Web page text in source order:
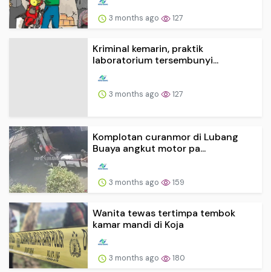
3 months ago 127
Kriminal kemarin, praktik
laboratorium tersembunyi...
3 months ago 127
Komplotan curanmor di Lubang
Buaya angkut motor pa...
3 months ago 159
Wanita tewas tertimpa tembok
kamar mandi di Koja
3 months ago 180